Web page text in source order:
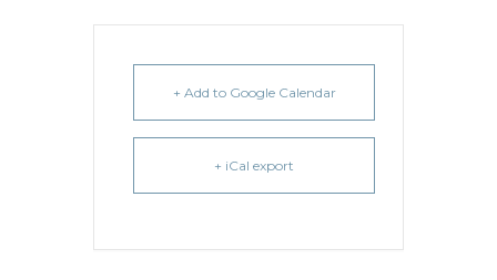
+ Add to Google Calendar
+ iCal export